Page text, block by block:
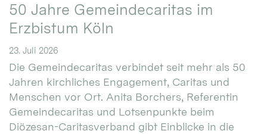
50 Jahre Gemeindecaritas im
Erzbistum Köln
23. Juli 2026
Die Gemeindecaritas verbindet seit mehr als 50
Jahren kirchliches Engagement, Caritas und
Menschen vor Ort. Anita Borchers, Referentin
Gemeindecaritas und Lotsenpunkte beim
Diözesan-Caritasverband gibt Einblicke in die